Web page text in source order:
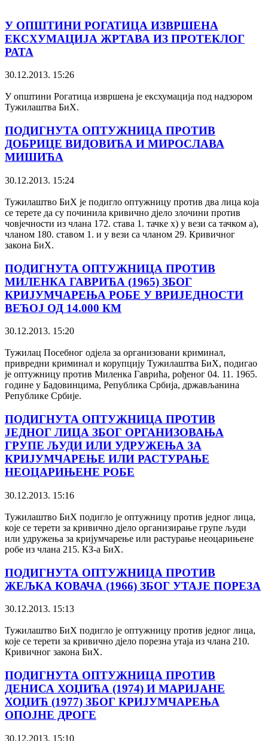
У ОПШТИНИ РОГАТИЦА ИЗВРШЕНА
ЕКСХУМАЦИЈА ЖРТАВА ИЗ ПРОТЕКЛОГ
РАТА
30.12.2013. 15:26
У општини Рогатица извршена је ексхумација под надзором
Тужилаштва БиХ.
ПОДИГНУТА ОПТУЖНИЦА ПРОТИВ
ДОБРИЦЕ ВИДОВИЋА И МИРОСЛАВА
МИШИЋА
30.12.2013. 15:24
Тужилаштво БиХ је подигло оптужницу против два лица која
се терете да су починила кривично дјело злочини против
човјечности из члана 172. става 1. тачке х) у вези са тачком а),
чланом 180. ставом 1. и у вези са чланом 29. Кривичног
закона БиХ.
ПОДИГНУТА ОПТУЖНИЦА ПРОТИВ
МИЛЕНКА ГАВРИЋА (1965) ЗБОГ
КРИЈУМЧАРЕЊА РОБЕ У ВРИЈЕДНОСТИ
ВЕЋОЈ ОД 14.000 КМ
30.12.2013. 15:20
Тужилац Посебног одјела за организовани криминал,
привредни криминал и корупцију Тужилаштва БиХ, подигао
је оптужницу против Миленка Гаврића, рођеног 04. 11. 1965.
године у Бадовинцима, Република Србија, држављанина
Републике Србије.
ПОДИГНУТА ОПТУЖНИЦА ПРОТИВ
ЈЕДНОГ ЛИЦА ЗБОГ ОРГАНИЗОВАЊА
ГРУПЕ ЉУДИ ИЛИ УДРУЖЕЊА ЗА
КРИЈУМЧАРЕЊЕ ИЛИ РАСТУРАЊЕ
НЕОЦАРИЊЕНЕ РОБЕ
30.12.2013. 15:16
Тужилаштво БиХ подигло је оптужницу против једног лица,
које се терети за кривично дјело организирање групе људи
или удружења за кријумчарење или растурање неоцарињене
робе из члана 215. КЗ-а БиХ.
ПОДИГНУТА ОПТУЖНИЦА ПРОТИВ
ЖЕЉКА КОВАЧА (1966) ЗБОГ УТАЈЕ ПОРЕЗА
30.12.2013. 15:13
Тужилаштво БиХ подигло је оптужницу против једног лица,
које се терети за кривично дјело порезна утаја из члана 210.
Кривичног закона БиХ.
ПОДИГНУТА ОПТУЖНИЦА ПРОТИВ
ДЕНИСА ХОЏИЋА (1974) И МАРИЈАНЕ
ХОЏИЋ (1977) ЗБОГ КРИЈУМЧАРЕЊА
ОПОЈНЕ ДРОГЕ
30.12.2013. 15:10